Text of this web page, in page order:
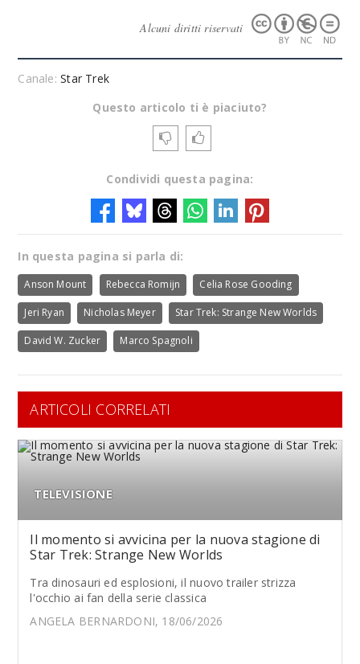
Alcuni diritti riservati
Canale:Star Trek
Questo articolo ti è piaciuto?
Condividi questa pagina:
In questa pagina si parla di:
Anson Mount Rebecca Romijn Celia Rose Gooding
Jeri Ryan Nicholas Meyer Star Trek: Strange New Worlds
David W. Zucker Marco Spagnoli
ARTICOLI CORRELATI
TELEVISIONE
Il momento si avvicina per la nuova stagione di
Star Trek: Strange New Worlds
Tra dinosauri ed esplosioni, il nuovo trailer strizza
l'occhio ai fan della serie classica
ANGELA BERNARDONI, 18/06/2026